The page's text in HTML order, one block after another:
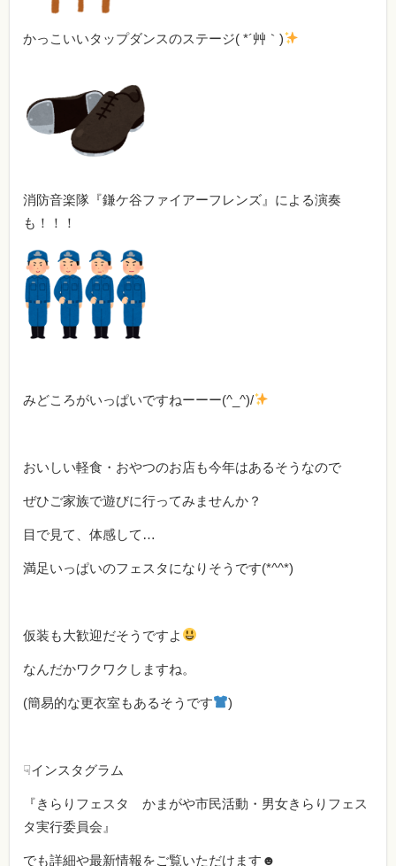
かっこいいタップダンスのステージ( *´艸｀)
消防音楽隊『鎌ケ谷ファイアーフレンズ』による演奏
も！！！
みどころがいっぱいですねーーー(^_^)/
おいしい軽食・おやつのお店も今年はあるそうなので
ぜひご家族で遊びに行ってみませんか？
目で見て、体感して…
満足いっぱいのフェスタになりそうです(*^^*)
仮装も大歓迎だそうですよ
なんだかワクワクしますね。
(簡易的な更衣室もあるそうです )
☟インスタグラム
『きらりフェスタ かまがや市民活動・男女きらりフェス
タ実行委員会』
でも詳細や最新情報をご覧いただけます☻